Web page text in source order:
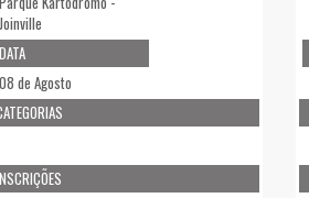
Joinville
DATA
08 de Agosto